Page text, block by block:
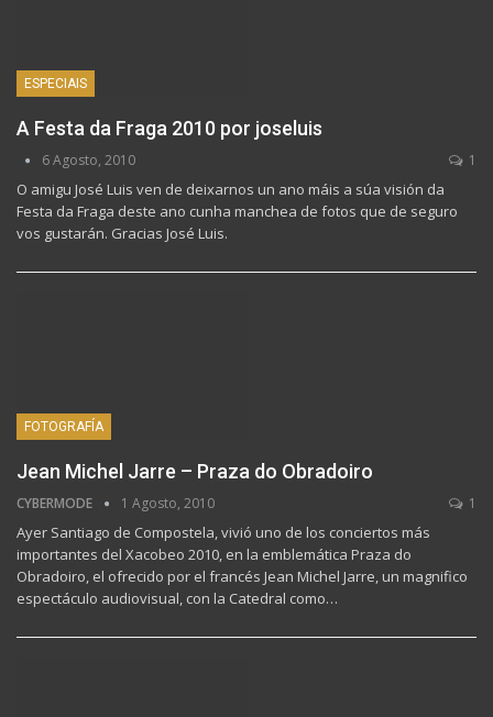
ESPECIAIS
A Festa da Fraga 2010 por joseluis
6 Agosto, 2010 1
O amigu José Luis ven de deixarnos un ano máis a súa visión da
Festa da Fraga deste ano cunha manchea de fotos que de seguro
vos gustarán. Gracias José Luis.
FOTOGRAFÍA
Jean Michel Jarre – Praza do Obradoiro
CYBERMODE 1 Agosto, 2010 1
Ayer Santiago de Compostela, vivió uno de los conciertos más
importantes del Xacobeo 2010, en la emblemática Praza do
Obradoiro, el ofrecido por el francés Jean Michel Jarre, un magnifico
espectáculo audiovisual, con la Catedral como…